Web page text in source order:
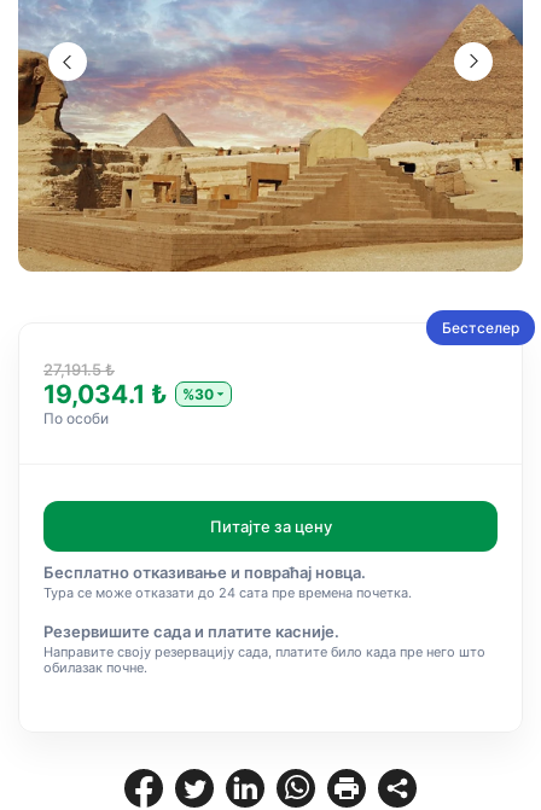
Бестселер
27,191.5 ₺
19,034.1 ₺
%30
По особи
Питајте за цену
Бесплатно отказивање и повраћај новца.
Тура се може отказати до 24 сата пре времена почетка.
Резервишите сада и платите касније.
Направите своју резервацију сада, платите било када пре него што
обилазак почне.